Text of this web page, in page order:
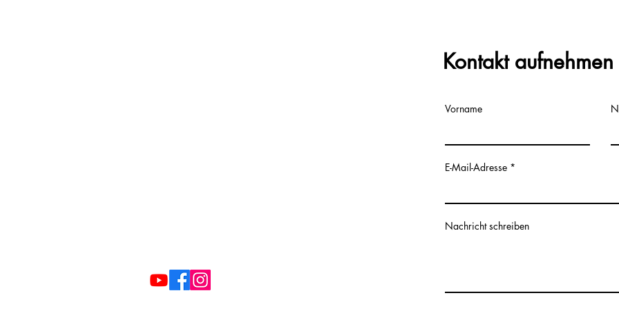
Kontakt aufnehmen
Vorname
E-Mail-Adresse
Nachricht schreiben